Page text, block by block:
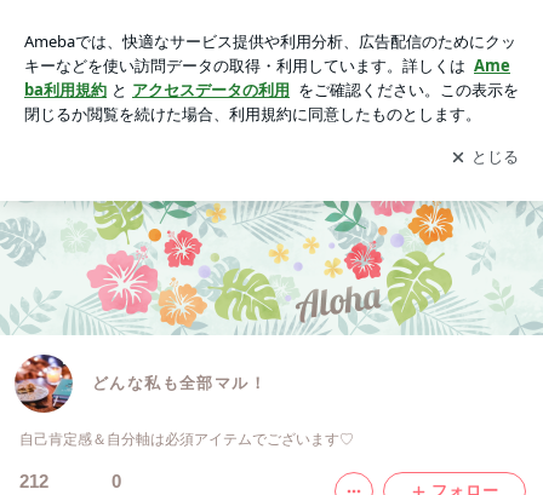
アプリをダウンロードして ブログの更新通知
を受け取りまし
ょう。
開く
どんな私も全部マル！
自己肯定感＆自分軸は必須アイテムでございます♡
212 0 フォロー